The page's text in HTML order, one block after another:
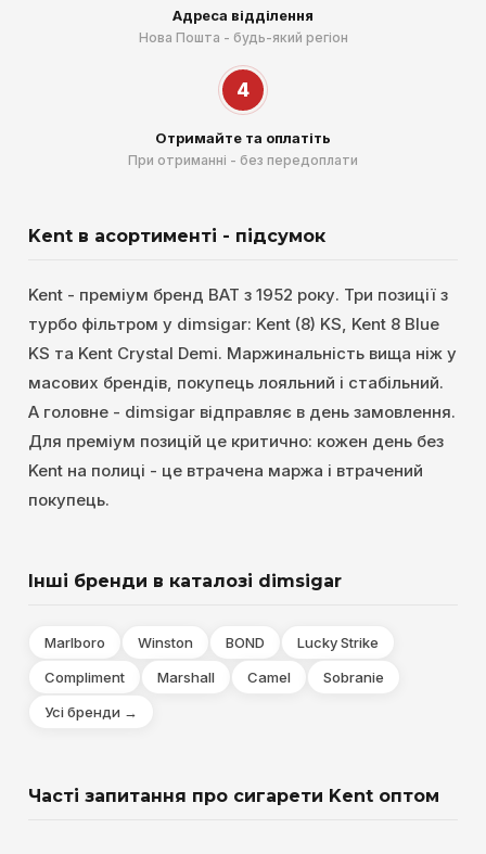
Адреса відділення
Нова Пошта - будь-який регіон
4
Отримайте та оплатіть
При отриманні - без передоплати
Kent в асортименті - підсумок
Kent - преміум бренд BAT з 1952 року. Три позиції з
турбо фільтром у dimsigar: Kent (8) KS, Kent 8 Blue
KS та Kent Crystal Demi. Маржинальність вища ніж у
масових брендів, покупець лояльний і стабільний.
А головне - dimsigar відправляє в день замовлення.
Для преміум позицій це критично: кожен день без
Kent на полиці - це втрачена маржа і втрачений
покупець.
Інші бренди в каталозі dimsigar
Marlboro Winston BOND
Lucky Strike
Compliment
Marshall Camel
Sobranie
Усі бренди →
Часті запитання про сигарети Kent оптом